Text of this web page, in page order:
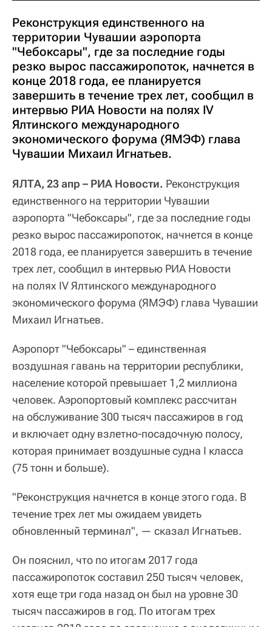
Реконструкция единственного на
территории Чувашии аэропорта
"Чебоксары", где за последние годы
резко вырос пассажиропоток, начнется в
конце 2018 года, ее планируется
завершить в течение трех лет, сообщил в
интервью РИА Новости на полях IV
Ялтинского международного
экономического форума (ЯМЭФ) глава
Чувашии Михаил Игнатьев.
ЯЛТА, 23 апр – РИА Новости. Реконструкция
единственного на территории Чувашии
аэропорта "Чебоксары", где за последние годы
резко вырос пассажиропоток, начнется в конце
2018 года, ее планируется завершить в течение
трех лет, сообщил в интервью РИА Новости
на полях IV Ялтинского международного
экономического форума (ЯМЭФ) глава Чувашии
Михаил Игнатьев.
Аэропорт "Чебоксары" – единственная
воздушная гавань на территории республики,
население которой превышает 1,2 миллиона
человек. Аэропортовый комплекс рассчитан
на обслуживание 300 тысяч пассажиров в год
и включает одну взлетно-посадочную полосу,
которая принимает воздушные судна I класса
(75 тонн и больше).
"Реконструкция начнется в конце этого года. В
течение трех лет мы ожидаем увидеть
обновленный терминал", — сказал Игнатьев.
Он пояснил, что по итогам 2017 года
пассажиропоток составил 250 тысяч человек,
хотя еще три года назад он был на уровне 30
тысяч пассажиров в год. По итогам трех